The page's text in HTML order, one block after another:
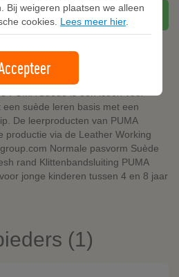
bij PUMA
klassiekers, maar dan nu met
PUMA Suede is een icoon voor
suède leren basis met een
De leerproducten van PUMA
productie via de Leather Working
Normale pasvorm Suède
rand Klittenbandsluiting PUMA
jonge kinderen tussen 4 en 8 jaar
(1)
Bij weigeren plaatsen we alleen
cookies. Lees meer hier.